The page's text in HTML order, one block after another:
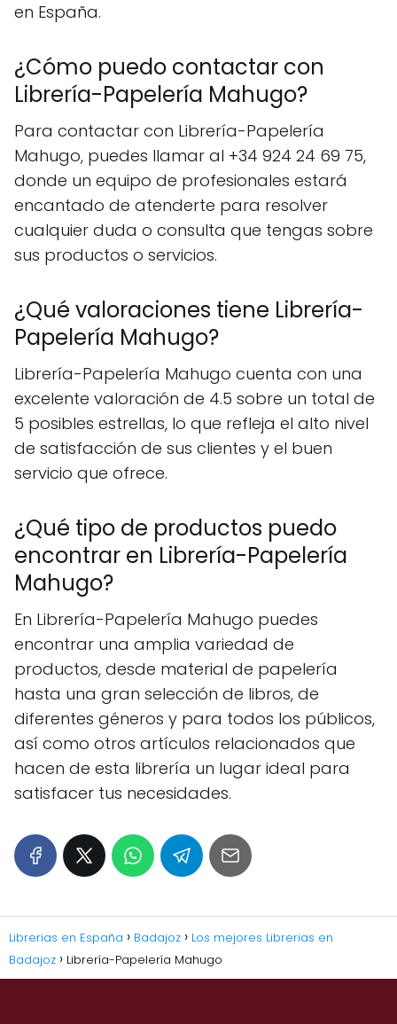
en España.
¿Cómo puedo contactar con
Librería-Papelería Mahugo?
Para contactar con Librería-Papelería
Mahugo, puedes llamar al +34 924 24 69 75,
donde un equipo de profesionales estará
encantado de atenderte para resolver
cualquier duda o consulta que tengas sobre
sus productos o servicios.
¿Qué valoraciones tiene Librería-
Papelería Mahugo?
Librería-Papelería Mahugo cuenta con una
excelente valoración de 4.5 sobre un total de
5 posibles estrellas, lo que refleja el alto nivel
de satisfacción de sus clientes y el buen
servicio que ofrece.
¿Qué tipo de productos puedo
encontrar en Librería-Papelería
Mahugo?
En Librería-Papelería Mahugo puedes
encontrar una amplia variedad de
productos, desde material de papelería
hasta una gran selección de libros, de
diferentes géneros y para todos los públicos,
así como otros artículos relacionados que
hacen de esta librería un lugar ideal para
satisfacer tus necesidades.
Librerias en España Badajoz
Los mejores Librerias en
Badajoz
Librería-Papelería Mahugo